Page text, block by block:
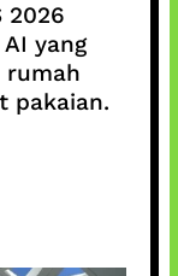
2026
yang
rumah
pakaian.